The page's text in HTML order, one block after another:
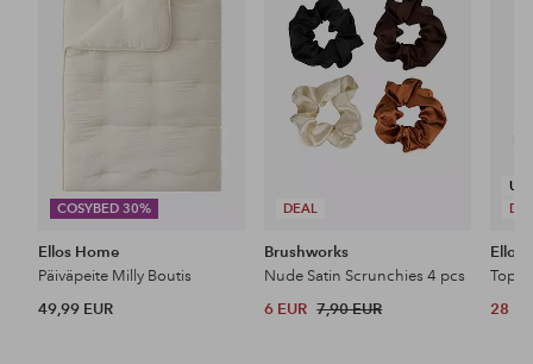
COSYBED 30%
Ellos Home
Päiväpeite Milly Boutis
49,99 EUR
DEAL
Brushworks
Nude Satin Scrunchies 4 pcs
6 EUR 7,90 EUR
Ellos
Top
28